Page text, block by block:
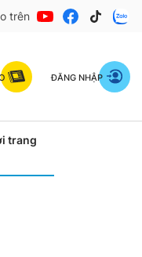
trên
ĐĂNG NHẬP
trang